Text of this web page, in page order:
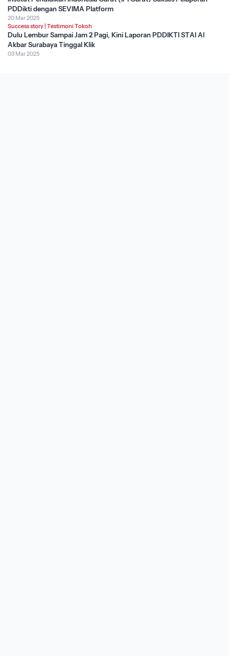
PDDikti dengan SEVIMA Platform
20 Mar 2025
Success story Testimoni Tokoh
Dulu Lembur Sampai Jam 2 Pagi, Kini Laporan PDDIKTI STAI Al
Akbar Surabaya Tinggal Klik
03 Mar 2025